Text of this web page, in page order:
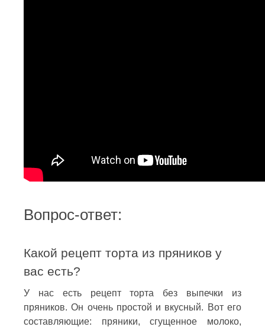
Вопрос-ответ:
Какой рецепт торта из пряников у
вас есть?
У нас есть рецепт торта без выпечки из
пряников. Он очень простой и вкусный. Вот его
составляющие: пряники, сгущенное молоко,